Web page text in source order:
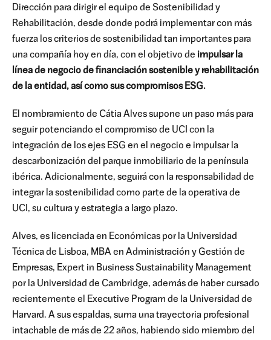
Dirección para dirigir el equipo de Sostenibilidad y
Rehabilitación, desde donde podrá implementar con más
fuerza los criterios de sostenibilidad tan importantes para
una compañía hoy en día, con el objetivo de impulsar la
línea de negocio de financiación sostenible y rehabilitación
de la entidad, así como sus compromisos ESG.
El nombramiento de Cátia Alves supone un paso más para
seguir potenciando el compromiso de UCI con la
integración de los ejes ESG en el negocio e impulsar la
descarbonización del parque inmobiliario de la península
ibérica. Adicionalmente, seguirá con la responsabilidad de
integrar la sostenibilidad como parte de la operativa de
UCI, su cultura y estrategia a largo plazo.
Alves, es licenciada en Económicas por la Universidad
Técnica de Lisboa, MBA en Administración y Gestión de
Empresas, Expert in Business Sustainability Management
por la Universidad de Cambridge, además de haber cursado
recientemente el Executive Program de la Universidad de
Harvard. A sus espaldas, suma una trayectoria profesional
intachable de más de 22 años, habiendo sido miembro del